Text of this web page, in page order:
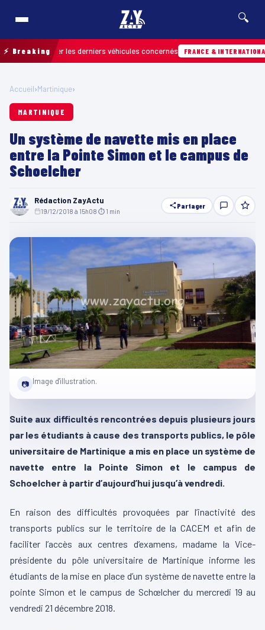
🔍
⚡ Breaking
retrouver les derniers véhicules concernés FRANCE & INTERNATIONALE
Accueil›Martinique›
MARTINIQUE
Un système de navette mis en place
entre la Pointe Simon et le campus de
Schoelcher
Rédaction ZayActu
19/12/2018 à 15h08 ⏱ 1 min
Partager
📷 Image d'illustration.
Suite aux difficultés rencontrées depuis plusieurs jours
par les étudiants à cause des transports publics, le pôle
universitaire de Martinique a mis en place un système de
navette entre la Pointe Simon et le campus de
Schoelcher à partir d’aujourd’hui jusqu’à vendredi.
En raison des difficultés provoquées par l’inactivité des
transports publics sur le territoire de la CACEM et afin de
faciliter l’accès aux centres d’examens, madame la Vice-
présidente du pôle universitaire de Martinique informe les
étudiants de la mise en place d’un système de navette entre la
pointe Simon et le campus de Schœlcher du mercredi 19 au
vendredi 21 décembre 2018.